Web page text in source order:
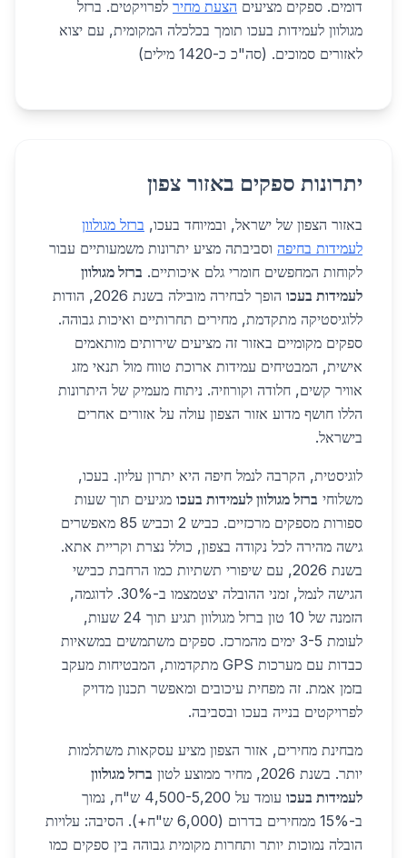
דומים. ספקים מציעים הצעת מחיר לפרויקטים. ברזל
מגולוון לעמידות בעכו תומך בכלכלה המקומית, עם יצוא
לאזורים סמוכים. (סה"כ כ-1420 מילים)
יתרונות ספקים באזור צפון
באזור הצפון של ישראל, ובמיוחד בעכו, ברזל מגולוון
לעמידות בחיפה וסביבתה מציע יתרונות משמעותיים עבור
לקוחות המחפשים חומרי גלם איכותיים. ברזל מגולוון
לעמידות בעכו
הופך לבחירה מובילה בשנת 2026, הודות
ללוגיסטיקה מתקדמת, מחירים תחרותיים ואיכות גבוהה.
ספקים מקומיים באזור זה מציעים שירותים מותאמים
אישית, המבטיחים עמידות ארוכת טווח מול תנאי מזג
אוויר קשים, חלודה וקורוזיה. ניתוח מעמיק של היתרונות
הללו חושף מדוע אזור הצפון עולה על אזורים אחרים
בישראל.
לוגיסטית, הקרבה לנמל חיפה היא יתרון עליון. בעכו,
משלוחי ברזל מגולוון לעמידות בעכו מגיעים תוך שעות
ספורות מספקים מרכזיים. כביש 2 וכביש 85 מאפשרים
גישה מהירה לכל נקודה בצפון, כולל נצרת וקריית אתא.
בשנת 2026, עם שיפורי תשתיות כמו הרחבת כבישי
הגישה לנמל, זמני ההובלה יצטמצמו ב-30%. לדוגמה,
הזמנה של 10 טון ברזל מגולוון תגיע תוך 24 שעות,
לעומת 3-5 ימים מהמרכז. ספקים משתמשים במשאיות
כבדות עם מערכות GPS מתקדמות, המבטיחות מעקב
בזמן אמת. זה מפחית עיכובים ומאפשר תכנון מדויק
לפרויקטים בנייה בעכו ובסביבה.
מבחינת מחירים, אזור הצפון מציע עסקאות משתלמות
יותר. בשנת 2026, מחיר ממוצע לטון
ברזל מגולוון
לעמידות בעכו
עומד על 4,500-5,200 ש"ח, נמוך
ב-15% ממחירים בדרום (6,000 ש"ח+). הסיבה: עלויות
הובלה נמוכות יותר ותחרות מקומית גבוהה בין ספקים כמו